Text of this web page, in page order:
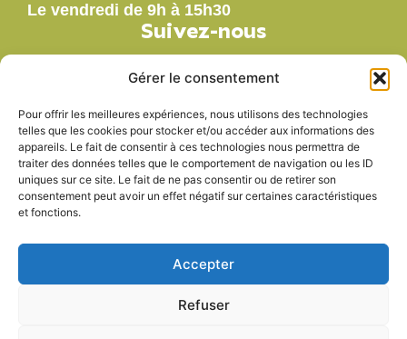
Gérer le consentement
Pour offrir les meilleures expériences, nous utilisons des technologies
telles que les cookies pour stocker et/ou accéder aux informations des
appareils. Le fait de consentir à ces technologies nous permettra de
traiter des données telles que le comportement de navigation ou les ID
uniques sur ce site. Le fait de ne pas consentir ou de retirer son
consentement peut avoir un effet négatif sur certaines caractéristiques
et fonctions.
Accepter
Refuser
Le vendredi de 9h à 15h30
Suivez-nous
Nos labels